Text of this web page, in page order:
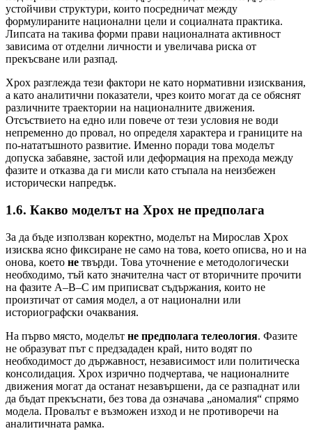
устойчиви структури, които посредничат между
формулираните национални цели и социалната практика.
Липсата на такива форми прави националната активност
зависима от отделни личности и увеличава риска от
прекъсване или разпад.
Хрох разглежда тези фактори не като нормативни изисквания,
а като аналитични показатели, чрез които могат да се обяснят
различните траектории на националните движения.
Отсъствието на едно или повече от тези условия не води
непременно до провал, но определя характера и границите на
по-нататъшното развитие. Именно поради това моделът
допуска забавяне, застой или деформация на прехода между
фазите и отказва да ги мисли като стъпала на неизбежен
исторически напредък.
1.6. Какво моделът на Хрох не предполага
За да бъде използван коректно, моделът на Мирослав Хрох
изисква ясно фиксиране не само на това, което описва, но и на
онова, което не твърди. Това уточнение е методологически
необходимо, тъй като значителна част от вторичните прочити
на фазите A–B–C им приписват съдържания, които не
произтичат от самия модел, а от национални или
историографски очаквания.
На първо място, моделът не предполага телеология. Фазите
не образуват път с предзададен край, нито водят по
необходимост до държавност, независимост или политическа
консолидация. Хрох изрично подчертава, че националните
движения могат да останат незавършени, да се разпаднат или
да бъдат прекъснати, без това да означава „аномалия“ спрямо
модела. Провалът е възможен изход и не противоречи на
аналитичната рамка.